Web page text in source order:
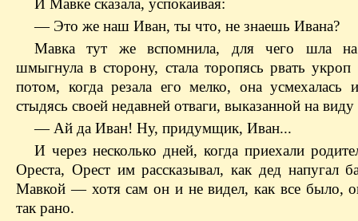
И Мавке сказала, успокаивая:
— Это же наш Иван, ты что, не знаешь Ивана?
Мавка тут же вспомнила, для чего шла
шмыгнула в сторону, стала торопясь рвать
потом, когда резала его мелко, она усмехалась
стыдясь своей недавней отваги, выказанной на виду
— Ай да Иван! Ну, придумщик, Иван...
И через несколько дней, когда приехали
Ореста, Орест им рассказывал, как дед напугал
Мавкой — хотя сам он и не видел, как все было,
так рано.